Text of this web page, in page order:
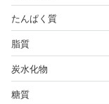
たんぱく質
脂質
炭水化物
糖質